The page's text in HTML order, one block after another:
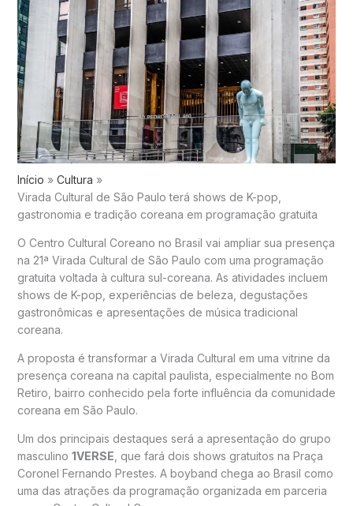
Início
Cultura
Virada Cultural de São Paulo terá shows de K-pop,
gastronomia e tradição coreana em programação gratuita
O Centro Cultural Coreano no Brasil vai ampliar sua presença
na 21ª Virada Cultural de São Paulo com uma programação
gratuita voltada à cultura sul-coreana. As atividades incluem
shows de K-pop, experiências de beleza, degustações
gastronômicas e apresentações de música tradicional
coreana.
A proposta é transformar a Virada Cultural em uma vitrine da
presença coreana na capital paulista, especialmente no Bom
Retiro, bairro conhecido pela forte influência da comunidade
coreana em São Paulo.
Um dos principais destaques será a apresentação do grupo
masculino 1VERSE , que fará dois shows gratuitos na Praça
Coronel Fernando Prestes. A boyband chega ao Brasil como
uma das atrações da programação organizada em parceria